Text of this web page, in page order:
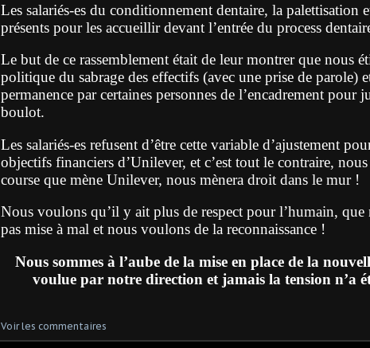
Les salariés-es du conditionnement dentaire, la palettisation
présents pour les accueillir devant l’entrée du process
Le but de ce rassemblement était de leur montrer que nous
politique du sabrage des effectifs (avec une prise de parole)
permanence par certaines personnes de l’encadrement pour
boulot.
Les salariés-es refusent d’être cette variable d’ajustement
objectifs financiers d’Unilever, et c’est tout le contraire,
course que mène Unilever, nous mènera droit dans le mur !
Nous voulons qu’il y ait plus de respect pour l’humain, que
pas mise à mal et nous voulons de la reconnaissance !
Nous sommes à l’aube de la mise en place de la
voulue par notre direction et jamais la tension n’a
Voir les commentaires